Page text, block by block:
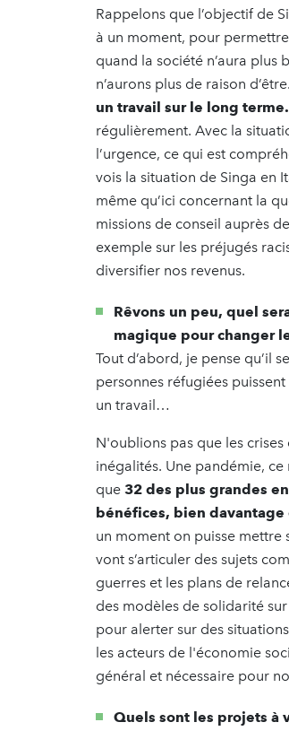
Rappelons que l’objectif de
à un moment, pour
quand la société n’aura plus
n’aurons plus de raison d’être.
un travail sur le long terme.
régulièrement. Avec la
l’urgence, ce qui est
vois la situation de Singa en
même qu’ici concernant la
missions de conseil auprès
exemple sur les préjugés
diversifier nos revenus.
Rêvons un peu, quel
magique pour changer
Tout d’abord, je pense qu’il
personnes réfugiées
un travail…
N'oublions pas que les
inégalités. Une pandémie, ce
que 32 des plus grandes
bénéfices, bien
un moment on puisse mettre
vont s’articuler des sujets
guerres et les plans de
des modèles de solidarité
pour alerter sur des
les acteurs de l'économie
général et nécessaire pour
Quels sont les projets à